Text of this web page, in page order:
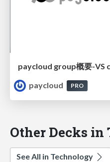
paycloud group概要-VS
paycloud
PRO
Other Decks
See All in Technology